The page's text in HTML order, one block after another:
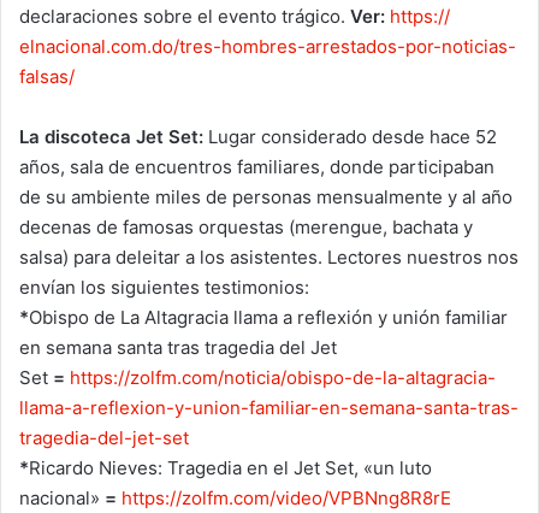
declaraciones sobre el evento trágico. Ver: https://
elnacional.com.do/tres-hombres-arrestados-por-noticias-
falsas/
La discoteca Jet Set: Lugar considerado desde hace 52
años, sala de encuentros familiares, donde participaban
de su ambiente miles de personas mensualmente y al año
decenas de famosas orquestas (merengue, bachata y
salsa) para deleitar a los asistentes. Lectores nuestros nos
envían los siguientes testimonios:
*Obispo de La Altagracia llama a reflexión y unión familiar
en semana santa tras tragedia del Jet
Set = https://zolfm.com/noticia/obispo-de-la-altagracia-
llama-a-reflexion-y-union-familiar-en-semana-santa-tras-
tragedia-del-jet-set
*Ricardo Nieves: Tragedia en el Jet Set, «un luto
nacional» = https://zolfm.com/video/VPBNng8R8rE